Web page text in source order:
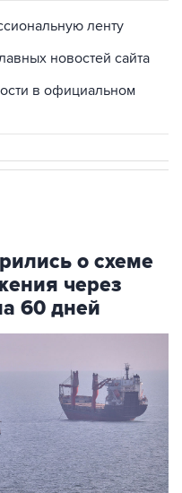
новостей сайта
в официальном
о схеме
через
60 дней